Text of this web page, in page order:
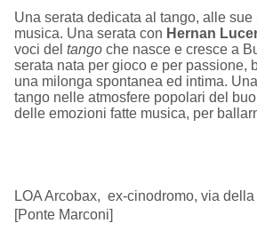
Una serata dedicata al tango, alle
musica. Una serata con Hernan
voci del tango che nasce e cresce a
serata nata per gioco e per passione,
una milonga spontanea ed intima.
tango nelle atmosfere popolari del
delle emozioni fatte musica, per
LOA Arcobax, ex-cinodromo, via
[Ponte Marconi]